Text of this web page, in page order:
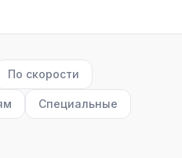
По скорости
Специальные